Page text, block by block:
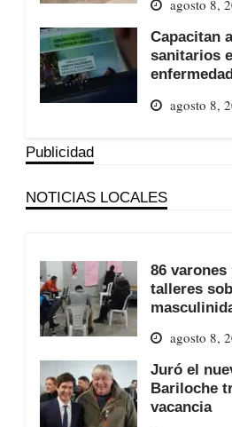
agosto 8,
Capacitan
sanitarios
agosto 8,
Publicidad
NOTICIAS LOCALES
86
talleres
agosto 8,
Juró el
Bariloche
vacancia